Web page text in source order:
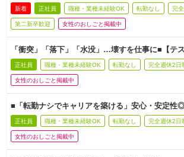
新着 正社員 職種・業種未経験OK 転勤なし 完
第二新卒歓迎 女性のおしごと掲載中
「衝突」「落下」「水没」…壊すを仕事に■【テ
正社員 職種・業種未経験OK 転勤なし 完全週休2日
女性のおしごと掲載中
■「転勤ナシでキャリアを築ける」安心・安定性◎
正社員 職種・業種未経験OK 転勤なし 完全週休2日
女性のおしごと掲載中